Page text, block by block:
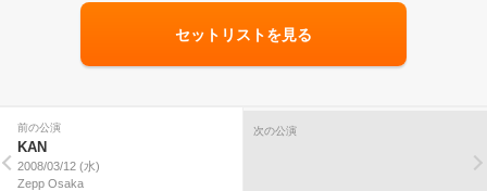
セットリストを見る
前の公演
KAN
2008/03/12 (水)
Zepp Osaka
次の公演